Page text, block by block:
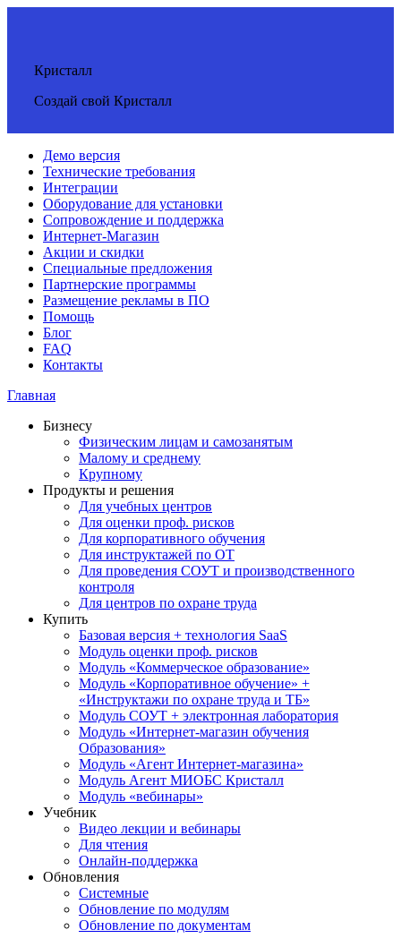
Кристалл
Создай свой Кристалл
Демо версия
Технические требования
Интеграции
Оборудование для установки
Сопровождение и поддержка
Интернет-Магазин
Акции и скидки
Специальные предложения
Партнерские программы
Размещение рекламы в ПО
Помощь
Блог
FAQ
Контакты
Главная
Бизнесу
Физическим лицам и самозанятым
Малому и среднему
Крупному
Продукты и решения
Для учебных центров
Для оценки проф. рисков
Для корпоративного обучения
Для инструктажей по ОТ
Для проведения СОУТ и производственного
контроля
Для центров по охране труда
Купить
Базовая версия + технология SaaS
Модуль оценки проф. рисков
Модуль «Коммерческое образование»
Модуль «Корпоративное обучение» +
«Инструктажи по охране труда и ТБ»
Модуль СОУТ + электронная лаборатория
Модуль «Интернет-магазин обучения
Образования»
Модуль «Агент Интернет-магазина»
Модуль Агент МИОБС Кристалл
Модуль «вебинары»
Учебник
Видео лекции и вебинары
Для чтения
Онлайн-поддержка
Обновления
Системные
Обновление по модулям
Обновление по документам